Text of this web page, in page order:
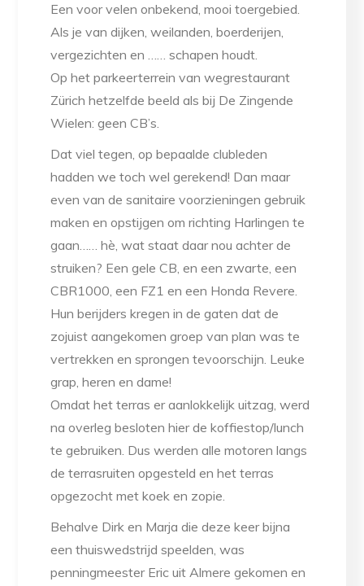
Een voor velen onbekend, mooi toergebied.
Als je van dijken, weilanden, boerderijen,
vergezichten en …… schapen houdt.
Op het parkeerterrein van wegrestaurant
Zürich hetzelfde beeld als bij De Zingende
Wielen: geen CB’s.
Dat viel tegen, op bepaalde clubleden
hadden we toch wel gerekend! Dan maar
even van de sanitaire voorzieningen gebruik
maken en opstijgen om richting Harlingen te
gaan…… hè, wat staat daar nou achter de
struiken? Een gele CB, en een zwarte, een
CBR1000, een FZ1 en een Honda Revere.
Hun berijders kregen in de gaten dat de
zojuist aangekomen groep van plan was te
vertrekken en sprongen tevoorschijn. Leuke
grap, heren en dame!
Omdat het terras er aanlokkelijk uitzag, werd
na overleg besloten hier de koffiestop/lunch
te gebruiken. Dus werden alle motoren langs
de terrasruiten opgesteld en het terras
opgezocht met koek en zopie.
Behalve Dirk en Marja die deze keer bijna
een thuiswedstrijd speelden, was
penningmeester Eric uit Almere gekomen en